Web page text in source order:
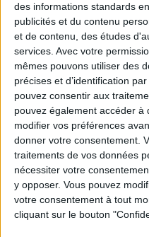
des informations standards
publicités et du contenu
et de contenu, des études
services. Avec votre
mêmes pouvons utiliser des
précises et d’identification
pouvez consentir aux
pouvez également accéder à
modifier vos préférences
donner votre consentement.
traitements de vos données
nécessiter votre
y opposer. Vous pouvez
votre consentement à tout
cliquant sur le bouton
Choisir ses chips
Moussaka,